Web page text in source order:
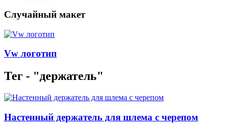
Случайный макет
Vw логотип
Тег - "держатель"
Настенный держатель для шлема с черепом